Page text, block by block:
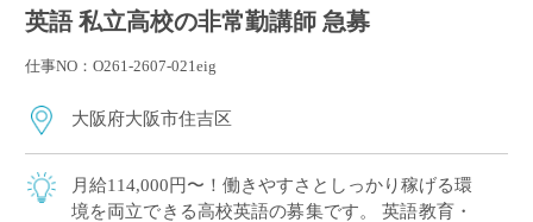
英語 私立高校の非常勤講師 急募
仕事NO：O261-2607-021eig
大阪府大阪市住吉区
月給114,000円〜！働きやすさとしっかり稼げる環
境を両立できる高校英語の募集です。 英語教育・